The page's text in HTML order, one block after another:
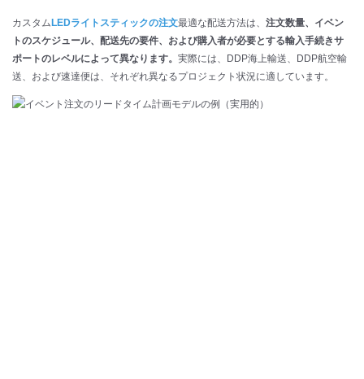
カスタム LEDライトスティックの注文最適な配送方法は、 注文数量、イベン
トのスケジュール、配送先の要件、および購入者が必要とする輸入手続きサ
ポートのレベルによって異なります。 実際には、DDP海上輸送、DDP航空輸
送、および速達便は、それぞれ異なるプロジェクト状況に適しています。